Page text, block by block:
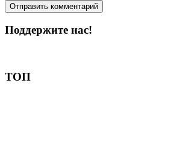
Поддержите нас!
ТОП